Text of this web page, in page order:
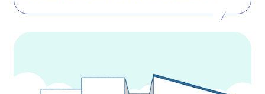
アカウント登録